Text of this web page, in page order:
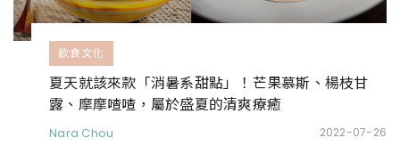
飲食文化
夏天就該來款「消暑系甜點」！芒果慕斯、楊枝甘
露、摩摩喳喳，屬於盛夏的清爽療癒
Nara Chou 2022-07-26